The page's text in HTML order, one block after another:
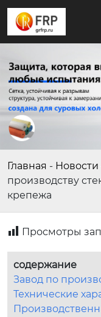
Главная - Новости
производству
крепежа
Просмотры
содержание
Завод по
Технические